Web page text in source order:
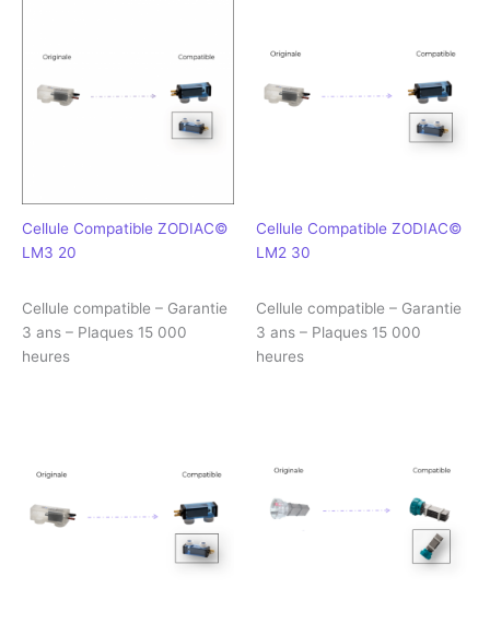
Cellule Compatible ZODIAC©
LM3 20
Cellule compatible – Garantie
3 ans – Plaques 15 000
heures
Cellule Compatible ZODIAC©
LM2 30
Cellule compatible – Garantie
3 ans – Plaques 15 000
heures